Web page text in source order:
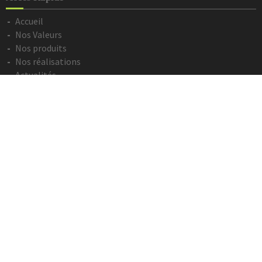
Accueil
Nos Valeurs
Nos produits
Nos réalisations
Actualités